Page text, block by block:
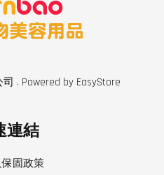
. Powered by EasyStore
連結
固政策